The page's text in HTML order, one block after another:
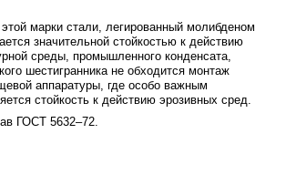
этой марки стали, легированный молибденом
значительной стойкостью к действию
среды, промышленного конденсата,
шестигранника не обходится монтаж
аппаратуры, где особо важным
стойкость к действию эрозивных сред.
ГОСТ 5632–72.